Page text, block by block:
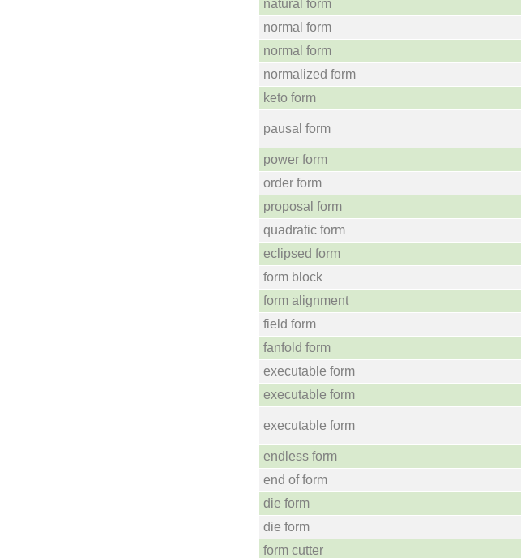
natural form
normal form
normal form
normalized form
keto form
pausal form
power form
order form
proposal form
quadratic form
eclipsed form
form block
form alignment
field form
fanfold form
executable form
executable form
executable form
endless form
end of form
die form
die form
form cutter